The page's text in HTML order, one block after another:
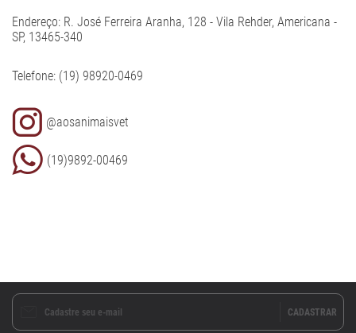
Endereço: R. José Ferreira Aranha, 128 - Vila Rehder, Americana -
SP, 13465-340
Telefone: (19) 98920-0469
@aosanimaisvet
(19)9892-00469